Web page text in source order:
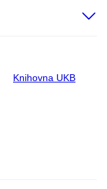
Knihovna UKB